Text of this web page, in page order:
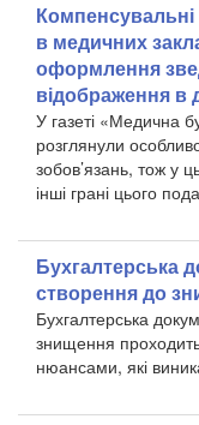
в медичних
оформлення
відображення в
У газеті «Медична
розглянули
зобов’язань, тож у
інші грані цього
Бухгалтерська
створення до
Бухгалтерська
знищення
нюансами, які